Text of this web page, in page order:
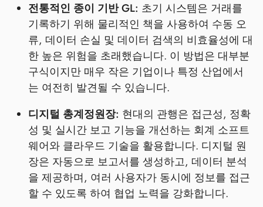
전통적인 종이 기반 GL: 초기 시스템은 거래를
기록하기 위해 물리적인 책을 사용하여 수동 오
류, 데이터 손실 및 데이터 검색의 비효율성에 대
한 높은 위험을 초래했습니다. 이 방법은 대부분
구식이지만 매우 작은 기업이나 특정 산업에서
는 여전히 발견될 수 있습니다.
디지털 총계정원장: 현대의 관행은 접근성, 정확
성 및 실시간 보고 기능을 개선하는 회계 소프트
웨어와 클라우드 기술을 활용합니다. 디지털 원
장은 자동으로 보고서를 생성하고, 데이터 분석
을 제공하며, 여러 사용자가 동시에 정보를 접근
할 수 있도록 하여 협업 노력을 강화합니다.